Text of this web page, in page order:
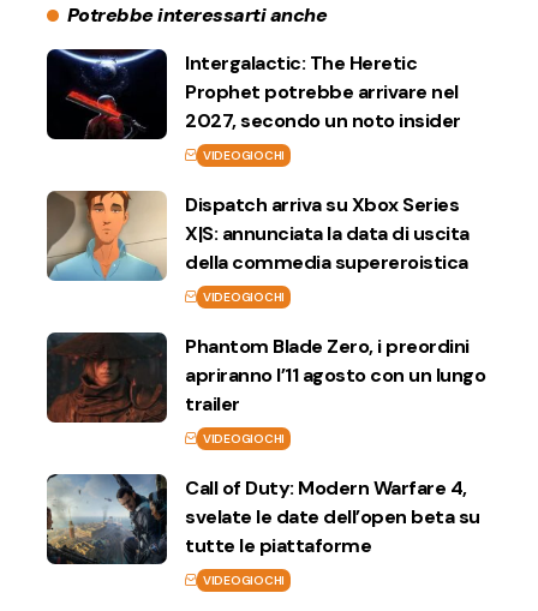
Potrebbe interessarti anche
Intergalactic: The Heretic
Prophet potrebbe arrivare nel
2027, secondo un noto insider
VIDEOGIOCHI
Dispatch arriva su Xbox Series
X|S: annunciata la data di uscita
della commedia supereroistica
VIDEOGIOCHI
Phantom Blade Zero, i preordini
apriranno l’11 agosto con un lungo
trailer
VIDEOGIOCHI
Call of Duty: Modern Warfare 4,
svelate le date dell’open beta su
tutte le piattaforme
VIDEOGIOCHI